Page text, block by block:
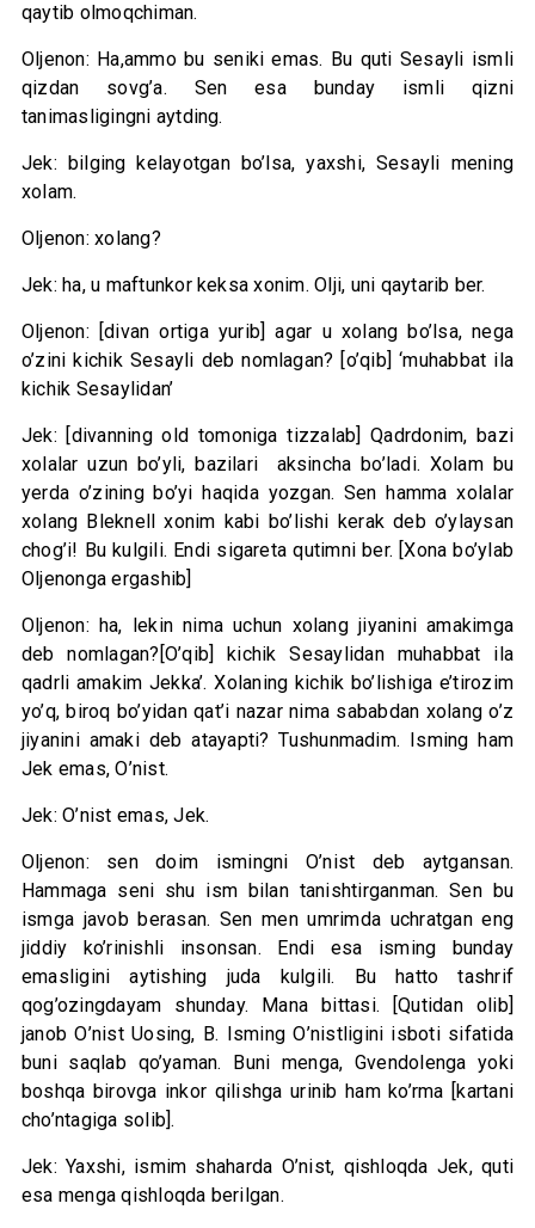
qaytib olmoqchiman.
Oljenon: Ha,ammo bu seniki emas. Bu quti Sesayli ismli
qizdan sovg’a. Sen esa bunday ismli qizni
tanimasligingni aytding.
Jek: bilging kelayotgan bo’lsa, yaxshi, Sesayli mening
xolam.
Oljenon: xolang?
Jek: ha, u maftunkor keksa xonim. Olji, uni qaytarib ber.
Oljenon: [divan ortiga yurib] agar u xolang bo’lsa, nega
o’zini kichik Sesayli deb nomlagan? [o’qib] ‘muhabbat ila
kichik Sesaylidan’
Jek: [divanning old tomoniga tizzalab] Qadrdonim, bazi
xolalar uzun bo’yli, bazilari aksincha bo’ladi. Xolam bu
yerda o’zining bo’yi haqida yozgan. Sen hamma xolalar
xolang Bleknell xonim kabi bo’lishi kerak deb o’ylaysan
chog’i! Bu kulgili. Endi sigareta qutimni ber. [Xona bo’ylab
Oljenonga ergashib]
Oljenon: ha, lekin nima uchun xolang jiyanini amakimga
deb nomlagan?[O’qib] kichik Sesaylidan muhabbat ila
qadrli amakim Jekka’. Xolaning kichik bo’lishiga e’tirozim
yo’q, biroq bo’yidan qat’i nazar nima sababdan xolang o’z
jiyanini amaki deb atayapti? Tushunmadim. Isming ham
Jek emas, O’nist.
Jek: O’nist emas, Jek.
Oljenon: sen doim ismingni O’nist deb aytgansan.
Hammaga seni shu ism bilan tanishtirganman. Sen bu
ismga javob berasan. Sen men umrimda uchratgan eng
jiddiy ko’rinishli insonsan. Endi esa isming bunday
emasligini aytishing juda kulgili. Bu hatto tashrif
qog’ozingdayam shunday. Mana bittasi. [Qutidan olib]
janob O’nist Uosing, B. Isming O’nistligini isboti sifatida
buni saqlab qo’yaman. Buni menga, Gvendolenga yoki
boshqa birovga inkor qilishga urinib ham ko’rma [kartani
cho’ntagiga solib].
Jek: Yaxshi, ismim shaharda O’nist, qishloqda Jek, quti
esa menga qishloqda berilgan.